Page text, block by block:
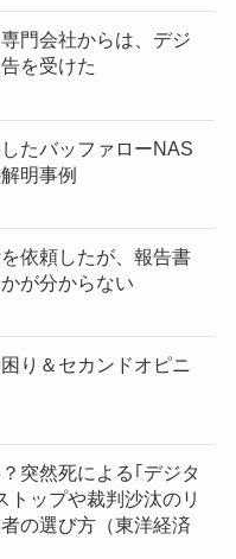
門会社からは、デジ
を受けた
たバッファローNAS
明事例
依頼したが、報告書
が分からない
り＆セカンドオピニ
突然死による｢デジタ
トップや裁判沙汰のリ
の選び方（東洋経済